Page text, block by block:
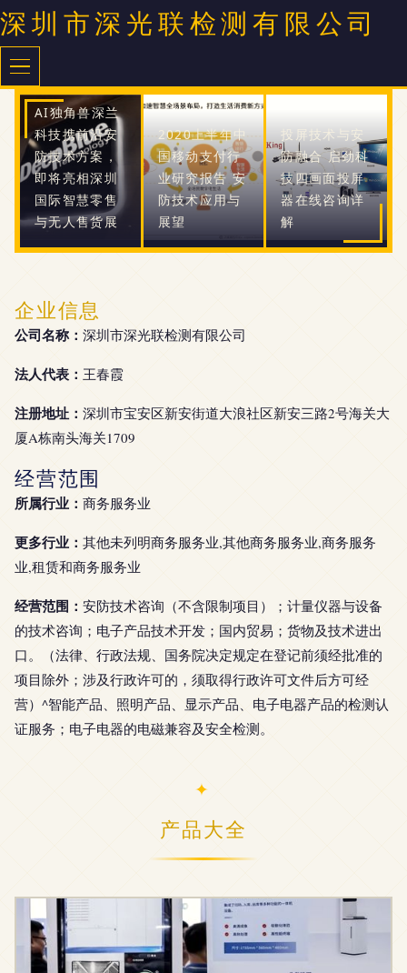
深圳市深光联检测有限公司
AI独角兽深兰
科技携前沿安
防技术方案，
即将亮相深圳
国际智慧零售
与无人售货展
2020上半年中
国移动支付行
业研究报告 安
防技术应用与
展望
投屏技术与安
防融合 启劲科
技四画面投屏
器在线咨询详
解
企业信息
公司名称： 深圳市深光联检测有限公司
法人代表： 王春霞
注册地址： 深圳市宝安区新安街道大浪社区新安三路2号海关大
厦A栋南头海关1709
经营范围
所属行业： 商务服务业
更多行业： 其他未列明商务服务业,其他商务服务业,商务服务
业,租赁和商务服务业
经营范围： 安防技术咨询（不含限制项目）；计量仪器与设备
的技术咨询；电子产品技术开发；国内贸易；货物及技术进出
口。（法律、行政法规、国务院决定规定在登记前须经批准的
项目除外；涉及行政许可的，须取得行政许可文件后方可经
营）^智能产品、照明产品、显示产品、电子电器产品的检测认
证服务；电子电器的电磁兼容及安全检测。
产品大全